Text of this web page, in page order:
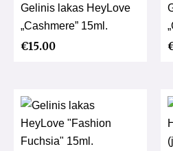
Gelinis lakas HeyLove
„Cashmere” 15ml.
€15.00